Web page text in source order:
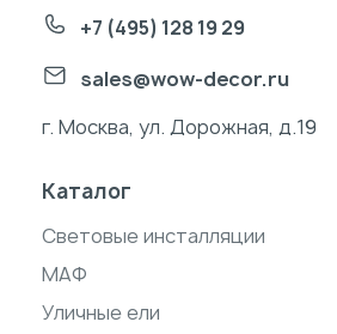
+7 (495) 128 19 29
sales@wow-decor.ru
г. Москва, ул. Дорожная, д.19
Каталог
Световые инсталляции
МАФ
Уличные ели